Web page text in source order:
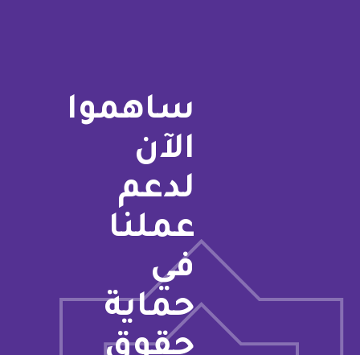
ساهموا
الآن
لدعم
عملنا
في
حماية